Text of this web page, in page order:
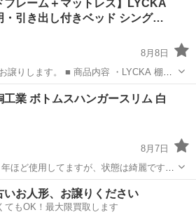
フレーム＋マットレス】LYCKA
・引き出し付きベッド シング…
8月8日
品内容 ・LYCKA 棚照
グル／ブラウン ・高密度ポケットコイル
オリジナル「ベッドコンシェルジュ」
駅 ベッド フレーム
工業 ボトムスハンガースリム 白
8月7日
ほど使用してますが、状態は綺麗です。
立てに六角レンチが必要です。
収納家具
いお人形、お譲りください
てもOK！最大限買取します